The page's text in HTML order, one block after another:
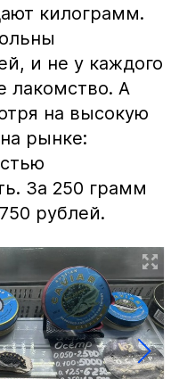
килограмм.
и не у каждого
лакомство. А
на высокую
рынке:
За 250 грамм
рублей.